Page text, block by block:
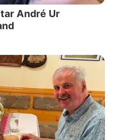
André Ur